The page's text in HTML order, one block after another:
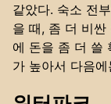
같았다. 숙소 전
을 때, 좀 더 비
에 돈을 좀 더 쓸
가 높아서 다음